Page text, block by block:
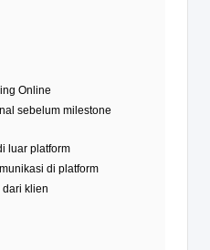
Online
sebelum milestone
luar platform
di platform
dari klien